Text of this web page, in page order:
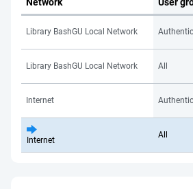
Library BashGU Local Network
Library BashGU Local Network All
Internet
Internet
All